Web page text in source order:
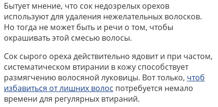
Бытует мнение, что сок недозрелых орехов
используют для удаления нежелательных волосков.
Но тогда не может быть и речи о том, чтобы
окрашивать этой смесью волосы.
Сок сырого ореха действительно ядовит и при частом,
систематическом втирании в кожу способствует
размягчению волосяной луковицы. Вот только, чтоб
избавиться от лишних волос потребуется немало
времени для регулярных втираний.